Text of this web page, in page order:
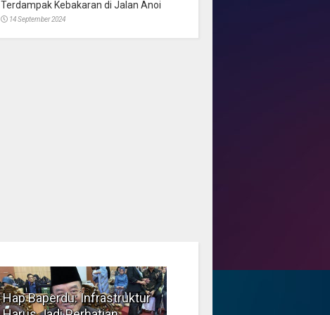
Terdampak Kebakaran di Jalan Anoi
14 September 2024
Hap Baperdu: Infrastruktur